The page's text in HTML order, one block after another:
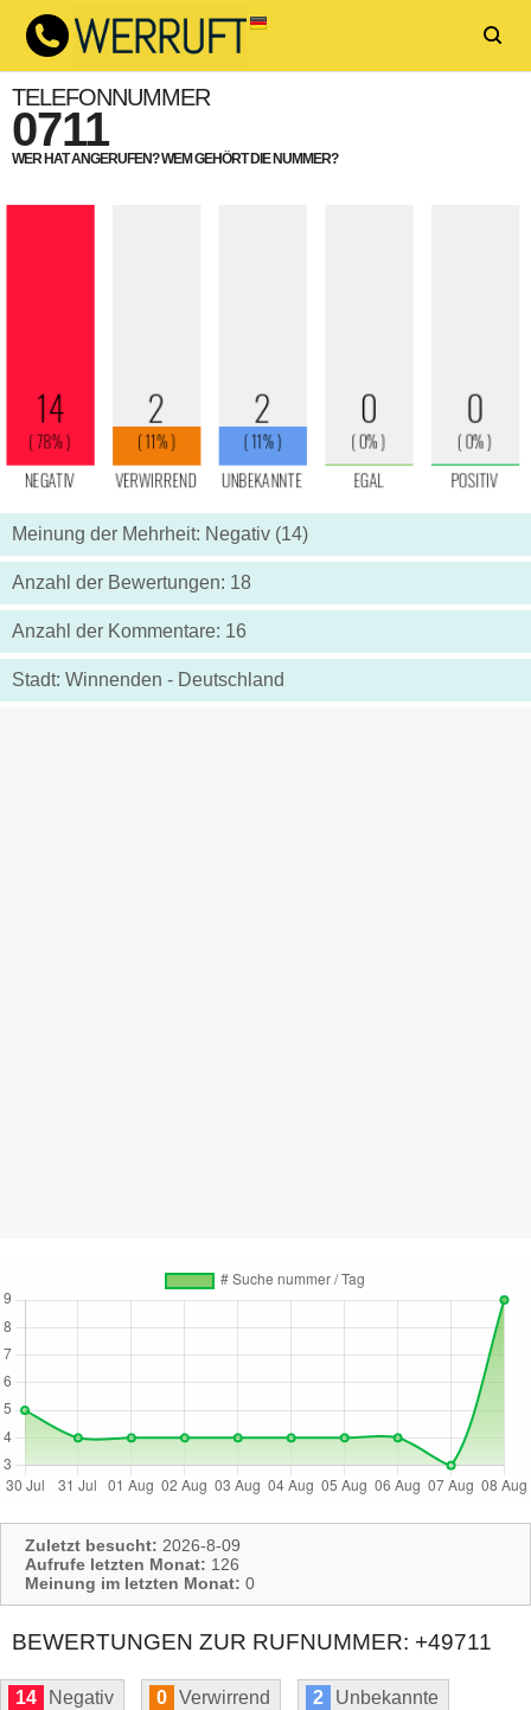
TELEFONNUMMER
0711
WER HAT ANGERUFEN? WEM GEHÖRT DIE NUMMER?
Meinung der Mehrheit: Negativ (14)
Anzahl der Bewertungen: 18
Anzahl der Kommentare: 16
Stadt: Winnenden - Deutschland
Zuletzt besucht: 2026-8-09
Aufrufe letzten Monat: 126
Meinung im letzten Monat: 0
BEWERTUNGEN ZUR RUFNUMMER: +49711
14 Negativ 0 Verwirrend 2 Unbekannte